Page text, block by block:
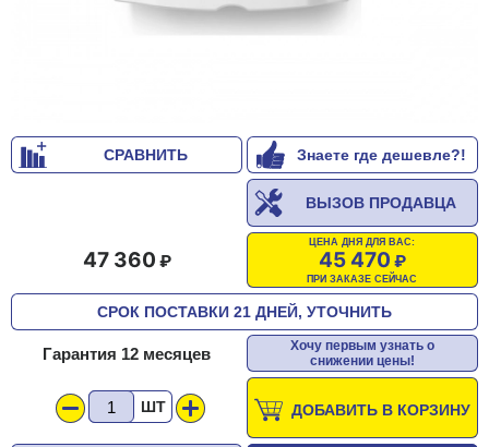
СРАВНИТЬ Знаете где дешевле?!
ВЫЗОВ ПРОДАВЦА
ЦЕНА ДНЯ ДЛЯ ВАС:
45 470
ПРИ ЗАКАЗЕ СЕЙЧАС
47 360
СРОК ПОСТАВКИ 21 ДНЕЙ, УТОЧНИТЬ
Гарантия 12 месяцев
Хочу первым узнать о
снижении цены!
ШТ ДОБАВИТЬ В КОРЗИНУ